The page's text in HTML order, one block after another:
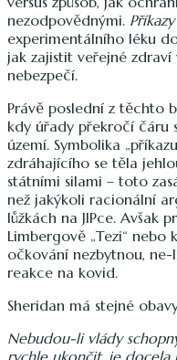
nezodpovědnými.
experimentálního léku
jak zajistit veřejné
nebezpečí.
Právě poslední z těchto
kdy úřady překročí čáru
území. Symbolika
zdráhajícího se těla
státními silami – toto
než jakýkoli racionální
lůžkách na JIPce. Avšak
Limbergově „Tezi“ nebo
očkování nezbytnou,
reakce na kovid.
Sheridan má stejné
Nebudou-li vlády
rychle ukončit, je docela